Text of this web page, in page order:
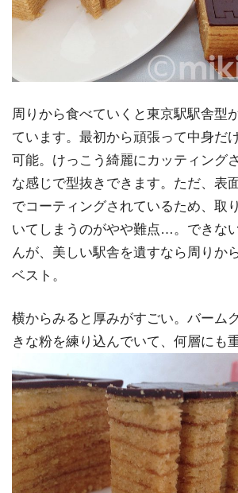
周りから食べていくと東京駅駅舎型
ています。最初から頑張って中身だ
可能。けっこう綺麗にカッティング
な感じで型抜きできます。ただ、表
でコーティングされているため、取
いてしまうのがやや難点…。できな
んが、美しい駅舎を遺すなら周りか
ベスト。
横からみると厚みがすごい。バーム
きな粉を練り込んでいて、何層にも